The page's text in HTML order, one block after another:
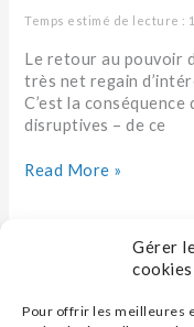
Gérer
cookies
Pour offrir les meilleures
Temps estimé de lecture :
Le retour au pouvoir
très net regain
C’est la
disruptives – de ce
Read More »